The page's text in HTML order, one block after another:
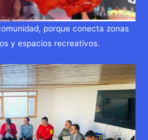
porque conecta zonas
y espacios recreativos.